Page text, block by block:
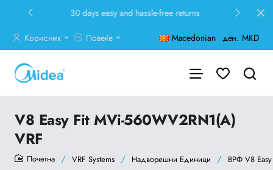
30 days easy and hassle-free returns
Корисник Повеќе Macedonian ден. MKD
V8 Easy Fit MVi-560WV2RN1(A)
VRF
VRF Systems Надворешни Единици ВРФ V8